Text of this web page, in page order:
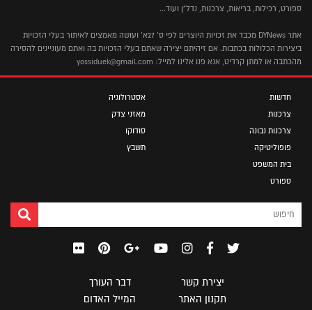
ספורט, רכילות, בריאות, צרכנות, נדל"ן ועוד...
אתר DYNews מכבד את זכויות היוצרים לפי ס' 27א' ועושה מאמצים לאיתור בעלי הזכויות
ביצירות הכלולות בכתבות. אם זיהיתם יצירה שאתם בעלי הזכויות בה ואתם מעוניינים להסירה
מהכתבה או למתן קרדיט, אנא פנו אלינו למייל: yossiduek@gmail.com
חדשות
צרכנות
צרכנות נבונה
פופוליטיקה
בית המשפט
ספורט
אסטרולוגיה
מאזני צדק
סודוקו
תשבץ
יצירת קשר
דבר העורך
תקנון האתר
המייל האדום